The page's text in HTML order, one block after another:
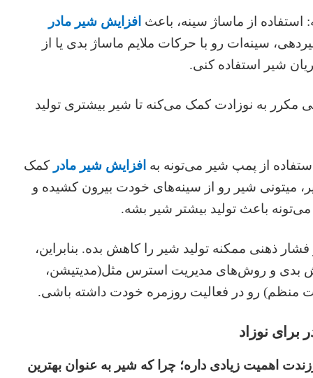
افزایش شیر مادر
سینه‌ات رو با حرکات ملایم ماساژ بدی یا از
شیر استفاده کنی.
مکرر به نوزادت کمک می‌کنه تا شیر بیشتری تولید
افزایش شیر مادر کمک
میتونی شیر رو از سینه‌های خودت بیرون کشیده و
باعث تولید بیشتر شیر بشه.
ذهنی ممکنه تولید شیر را کاهش بده. بنابراین،
بدی و روش‌های مدیریت استرس مثل(مدیتیشن،
منظم) رو در فعالیت روزمره خودت داشته باشی.
برای نوزاد
اهمیت زیادی داره؛ چرا که شیر به عنوان بهترین